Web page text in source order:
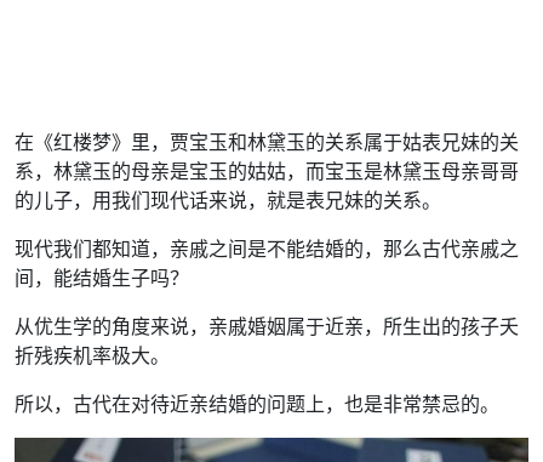
在《红楼梦》里，贾宝玉和林黛玉的关系属于姑表兄妹的关
系，林黛玉的母亲是宝玉的姑姑，而宝玉是林黛玉母亲哥哥
的儿子，用我们现代话来说，就是表兄妹的关系。
现代我们都知道，亲戚之间是不能结婚的，那么古代亲戚之
间，能结婚生子吗？
从优生学的角度来说，亲戚婚姻属于近亲，所生出的孩子夭
折残疾机率极大。
所以，古代在对待近亲结婚的问题上，也是非常禁忌的。